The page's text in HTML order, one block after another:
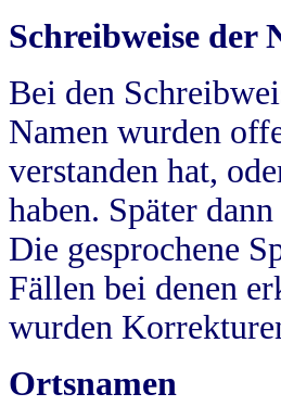
Schreibweise der
Bei den
Namen wurden
verstanden hat,
haben. Später
Die gesprochene
Fällen bei denen
wurden
Ortsnamen